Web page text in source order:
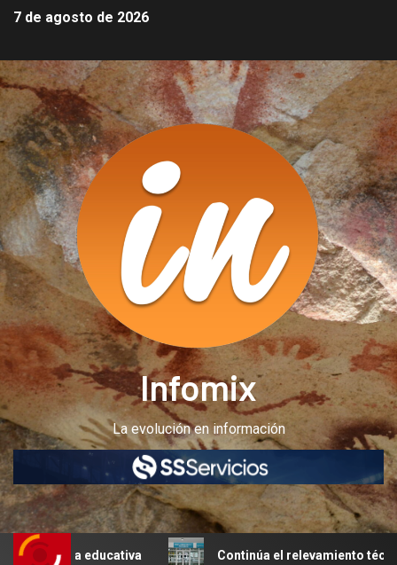
7 de agosto de 2026
Infomix
La evolución en información
educativa Continúa el relevamiento técnico en